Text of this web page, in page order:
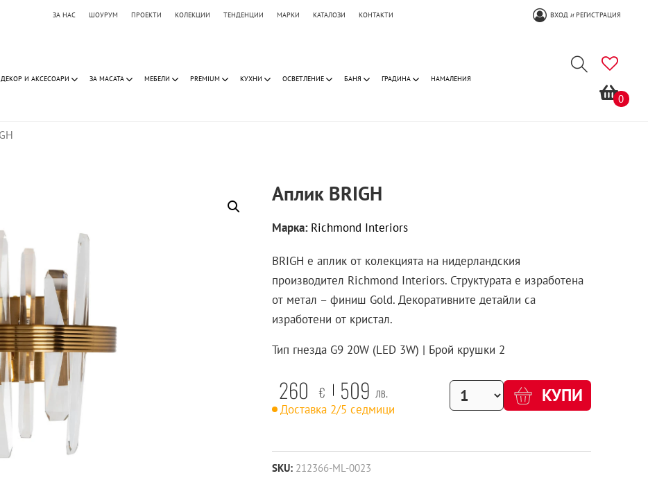
ЗА НАС ШОУРУМ ПРОЕКТИ КОЛЕКЦИИ ТЕНДЕНЦИИ МАРКИ КАТАЛОЗИ КОНТАКТИ ВХОДИРЕГИСТРАЦИЯ
ДЕКОР И АКСЕСОАРИ ЗА МАСАТА МЕБЕЛИ PREMIUM КУХНИ ОСВЕТЛЕНИЕ БАНЯ ГРАДИНА НАМАЛЕНИЯ
0
Аплик BRIGH
Марка: Richmond Interiors
BRIGH е аплик от колекцията на нидерландския
производител Richmond Interiors. Структурата е изработена
от метал – финиш Gold. Декоративните детайли са
изработени от кристал.
Тип гнезда G9 20W (LED 3W) | Брой крушки 2
260 € 509 лв.
Доставка 2/5 седмици
КУПИ
SKU: 212366-ML-0023